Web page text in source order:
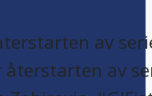
återstarten av